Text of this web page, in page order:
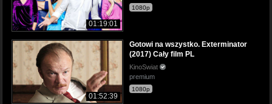
01:19:01
1080p
01:52:39
Gotowi na wszystko. Exterminator
(2017) Cały film PL
KinoSwiat
premium
1080p